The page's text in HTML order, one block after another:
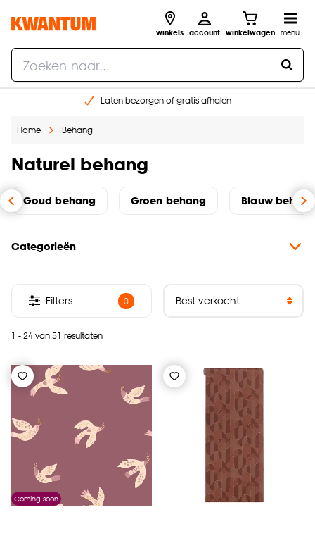
winkels account winkelwagen menu
Laten bezorgen of gratis afhalen
Gratis raam advies en opmeten aan huis
Home Behang
Naturel behang
Goud behang Groen behang Blauw
Categorieën
1 - 24 van 51 resultaten
Filters 0
Coming soon